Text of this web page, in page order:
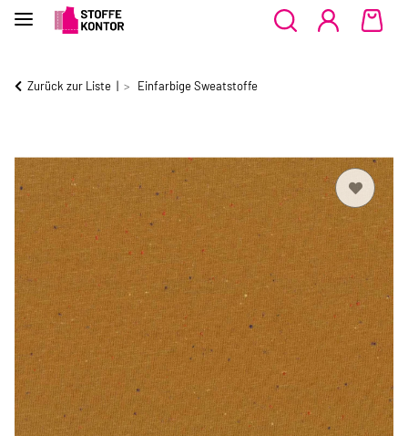
Zurück zur Liste Einfarbige Sweatstoffe